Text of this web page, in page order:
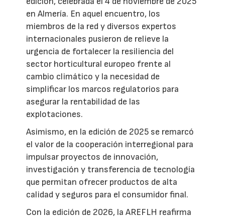
en Almería. En aquel encuentro, los
miembros de la red y diversos expertos
internacionales pusieron de relieve la
urgencia de fortalecer la resiliencia del
sector horticultural europeo frente al
cambio climático y la necesidad de
simplificar los marcos regulatorios para
asegurar la rentabilidad de las
explotaciones.
Asimismo, en la edición de 2025 se remarcó
el valor de la cooperación interregional para
impulsar proyectos de innovación,
investigación y transferencia de tecnología
que permitan ofrecer productos de alta
calidad y seguros para el consumidor final.
Con la edición de 2026, la AREFLH reafirma